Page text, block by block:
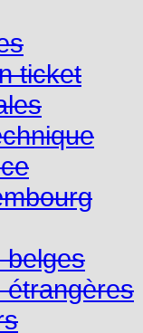
ticket
belges
étrangères